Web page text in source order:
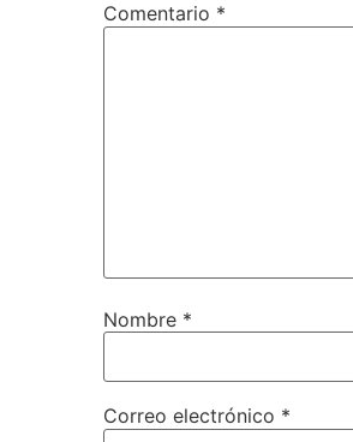
Comentario *
Nombre *
Correo electrónico *